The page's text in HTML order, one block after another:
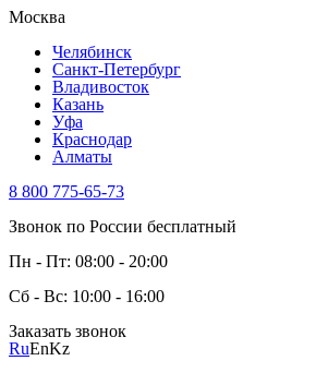
Москва
Челябинск
Санкт-Петербург
Владивосток
Казань
Уфа
Краснодар
Алматы
8 800 775-65-73
Звонок по России бесплатный
Пн - Пт: 08:00 - 20:00
Сб - Вс: 10:00 - 16:00
Заказать звонок
RuEnKz